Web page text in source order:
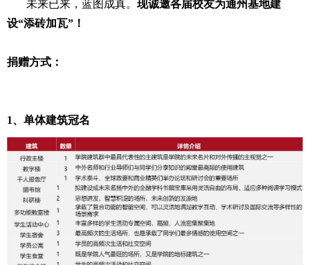
未来已来，蓝图成真。 现诚邀各届校友为通州基地建
设“添砖加瓦”！
捐赠方式：
1、单体建筑冠名